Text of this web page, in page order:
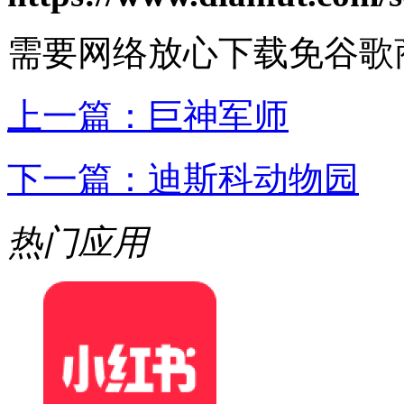
需要网络放心下载免谷歌
上一篇： 巨神军师
下一篇： 迪斯科动物园
热门应用